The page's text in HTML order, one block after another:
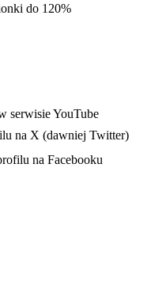
do 120%
serwisie YouTube
na X (dawniej Twitter)
na Facebooku